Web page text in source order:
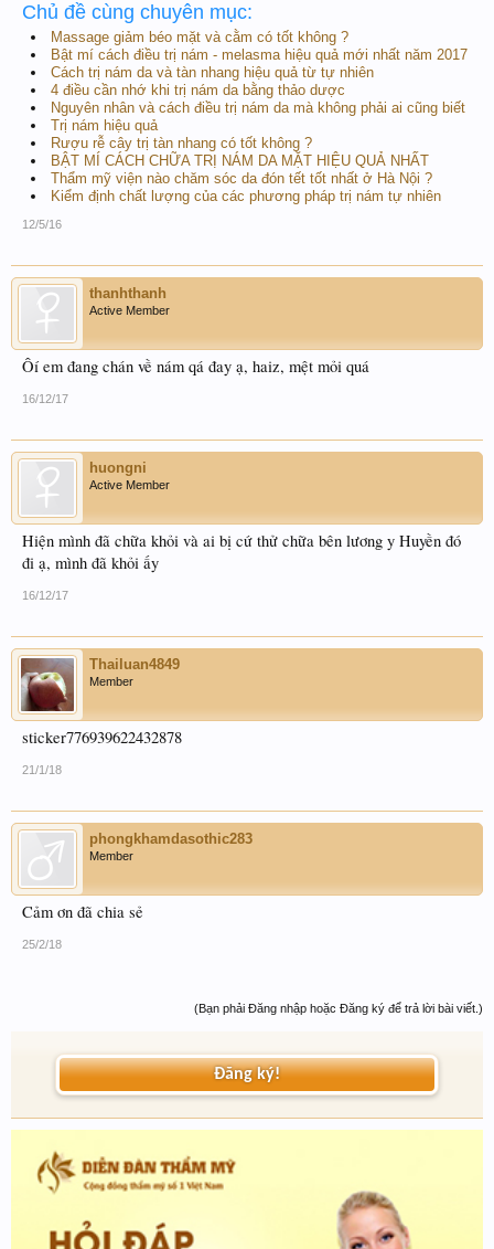
Chủ đề cùng chuyên mục:
Massage giảm béo mặt và cằm có tốt không ?
Bật mí cách điều trị nám - melasma hiệu quả mới nhất năm 2017
Cách trị nám da và tàn nhang hiệu quả từ tự nhiên
4 điều cần nhớ khi trị nám da bằng thảo dược
Nguyên nhân và cách điều trị nám da mà không phải ai cũng biết
Trị nám hiệu quả
Rượu rễ cây trị tàn nhang có tốt không ?
BẬT MÍ CÁCH CHỮA TRỊ NÁM DA MẶT HIỆU QUẢ NHẤT
Thẩm mỹ viện nào chăm sóc da đón tết tốt nhất ở Hà Nội ?
Kiểm định chất lượng của các phương pháp trị nám tự nhiên
12/5/16
thanhthanh
Active Member
Ôí em đang chán về nám qá đay ạ, haiz, mệt mỏi quá
16/12/17
huongni
Active Member
Hiện mình đã chữa khỏi và ai bị cứ thử chữa bên lương y Huyền đó
đi ạ, mình đã khỏi ấy
16/12/17
Thailuan4849
Member
sticker776939622432878
21/1/18
phongkhamdasothic283
Member
Cảm ơn đã chia sẻ
25/2/18
(Bạn phải Đăng nhập hoặc Đăng ký để trả lời bài viết.)
Đăng ký!